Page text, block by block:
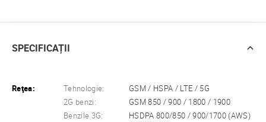
SPECIFICAȚII
Reţea: Tehnologie:
GSM / HSPA / LTE / 5G
2G benzi:
GSM 850 / 900 / 1800 / 1900
Benzile 3G:
HSDPA 800/850 / 900/1700 (AWS)